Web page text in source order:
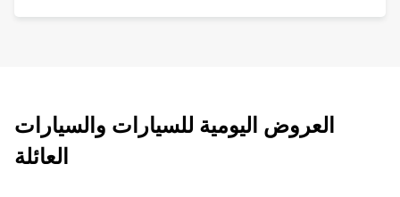
العروض اليومية للسيارات والسيارات
العائلة